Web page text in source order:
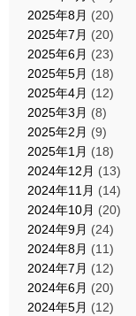
2025年8月 (20)
2025年7月 (20)
2025年6月 (23)
2025年5月 (18)
2025年4月 (12)
2025年3月 (8)
2025年2月 (9)
2025年1月 (18)
2024年12月 (13)
2024年11月 (14)
2024年10月 (20)
2024年9月 (24)
2024年8月 (11)
2024年7月 (12)
2024年6月 (20)
2024年5月 (12)